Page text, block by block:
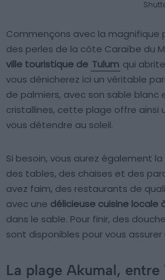
Commençons avec la magnifique
des perles de la côte Caraïbe du
ville touristique de Tulum qui
vous dénicherez ici un véritable
de palmiers, avec son sable blanc
cristallines, cette plage offre ainsi
vous détendre au soleil.
Si besoin, vous aurez également
des tables, des chaises et des
avez faim, des restaurants de
avec une délicieuse cuisine locale
dans le sable. Pour finir, des
sont disponibles pour vous
La plage Akumal, entre